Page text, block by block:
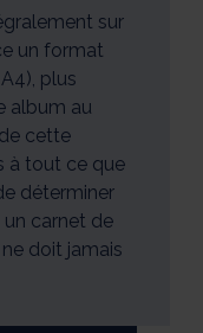
sur
un format
plus
album au
cette
à tout ce que
déterminer
carnet de
doit jamais